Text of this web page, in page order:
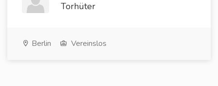
Torhüter
Berlin Vereinslos